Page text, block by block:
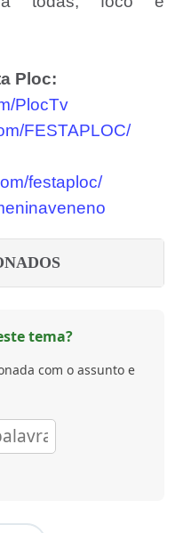
Ploc:
PlocTv
FESTAPLOC/
festaploc/
tema?
com o assunto e